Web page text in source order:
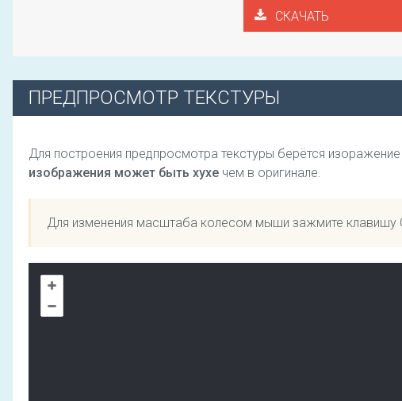
СКАЧАТЬ
ПРЕДПРОСМОТР ТЕКСТУРЫ
Для построения предпросмотра текстуры берётся изоражение
изображения может быть хухе чем в оригинале.
Для изменения масштаба колесом мыши зажмите клавишу